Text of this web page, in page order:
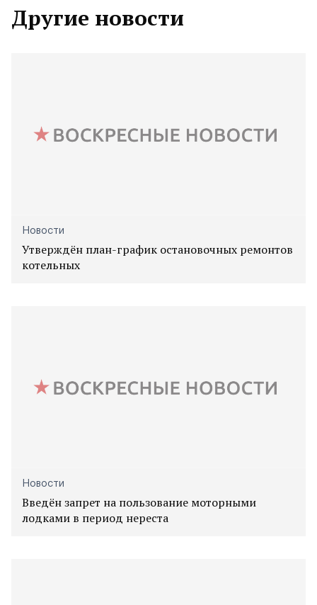
Другие новости
Новости
Утверждён план-график остановочных ремонтов
котельных
Новости
Введён запрет на пользование моторными
лодками в период нереста